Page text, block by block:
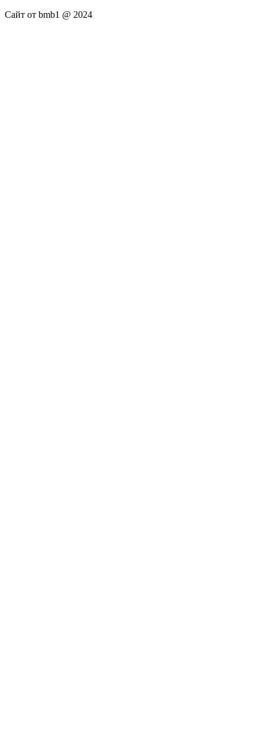
Сайт от bmb1 @ 2024